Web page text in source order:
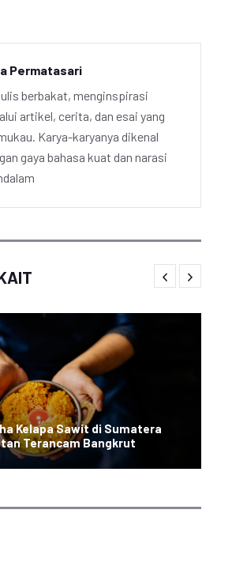
Permatasari
berbakat, menginspirasi
artikel, cerita, dan esai yang
Karya-karyanya dikenal
gaya bahasa kuat dan narasi
Kelapa Sawit di Sumatera
Terancam Bangkrut